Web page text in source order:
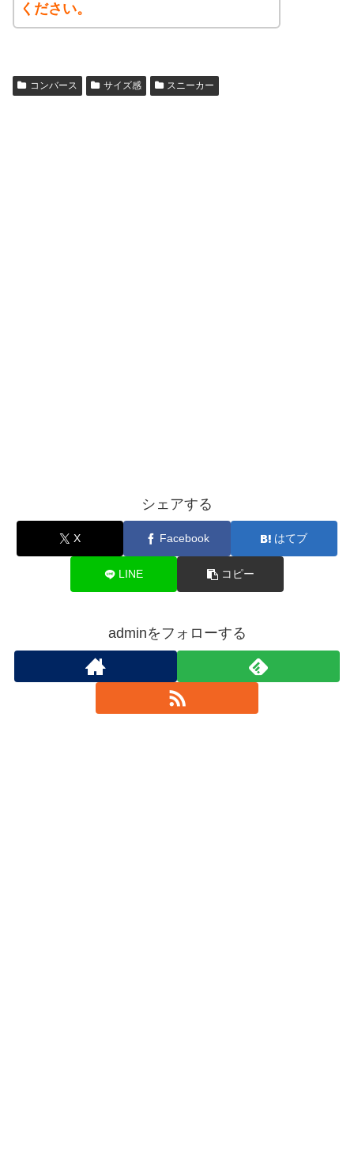
ください。
コンバース サイズ感 スニーカー
シェアする
X Facebook はてブ
LINE コピー
adminをフォローする